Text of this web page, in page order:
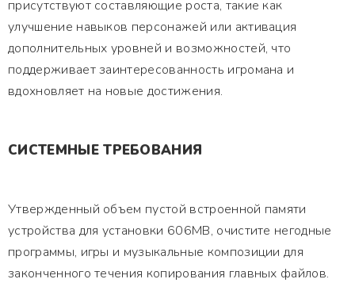
присутствуют составляющие роста, такие как
улучшение навыков персонажей или активация
дополнительных уровней и возможностей, что
поддерживает заинтересованность игромана и
вдохновляет на новые достижения.
СИСТЕМНЫЕ ТРЕБОВАНИЯ
Утвержденный объем пустой встроенной памяти
устройства для установки 606MB, очистите негодные
программы, игры и музыкальные композиции для
законченного течения копирования главных файлов.